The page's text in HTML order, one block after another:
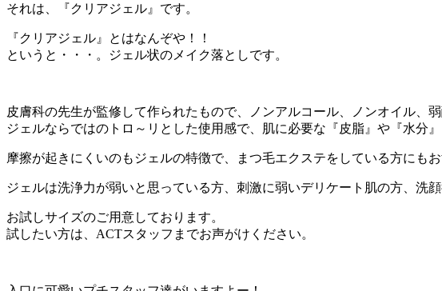
それは、『クリアジェル』です。
『クリアジェル』とはなんぞや！！
というと・・・。ジェル状のメイク落としです。
皮膚科の先生が監修して作られたもので、ノンアルコール、ノンオイル、
ジェルならではのトロ～リとした使用感で、肌に必要な『皮脂』や『水分
摩擦が起きにくいのもジェルの特徴で、まつ毛エクステをしている方にもお
ジェルは洗浄力が弱いと思っている方、刺激に弱いデリケート肌の方、洗
お試しサイズのご用意しております。
試したい方は、ACTスタッフまでお声がけください。